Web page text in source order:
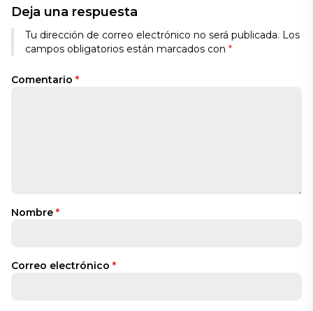
Deja una respuesta
Tu dirección de correo electrónico no será publicada. Los
campos obligatorios están marcados con *
Comentario *
Nombre *
Correo electrónico *